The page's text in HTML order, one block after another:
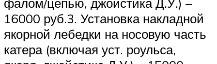
16000 руб.3. Установка накладной
якорной лебедки на носовую часть
катера (включая уст. роульса,